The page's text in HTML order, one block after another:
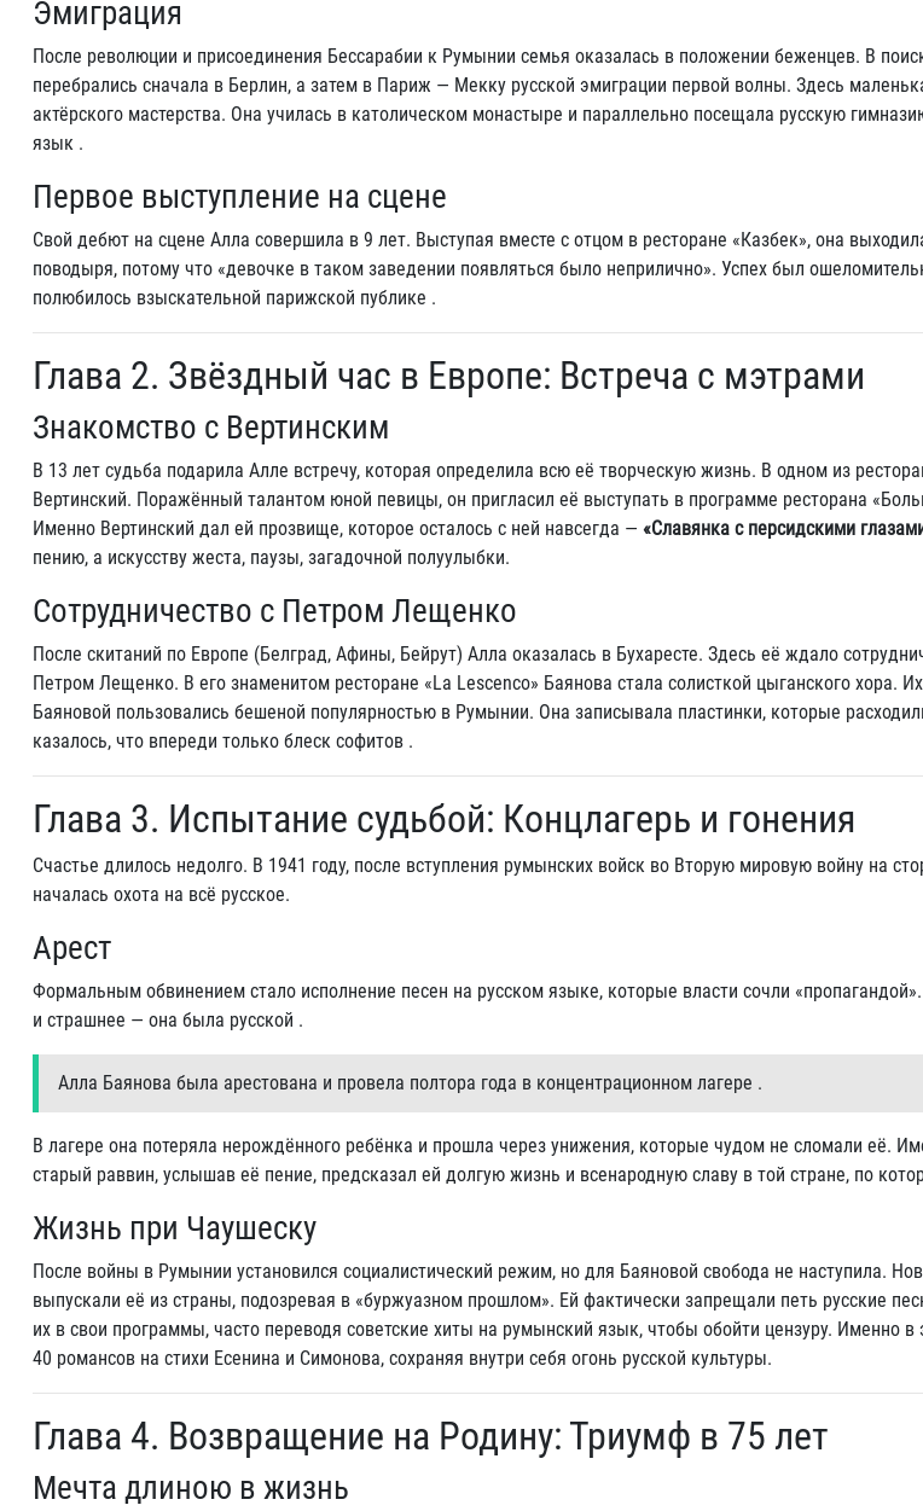
Эмиграция
После революции и присоединения Бессарабии к Румынии семья оказалась в положении беженцев. В
перебрались сначала в Берлин, а затем в Париж — Мекку русской эмиграции первой волны. Здесь
актёрского мастерства. Она училась в католическом монастыре и параллельно посещала русскую
язык .
Первое выступление на сцене
Свой дебют на сцене Алла совершила в 9 лет. Выступая вместе с отцом в ресторане «Казбек», она
поводыря, потому что «девочке в таком заведении появляться было неприлично». Успех был
полюбилось взыскательной парижской публике .
Глава 2. Звёздный час в Европе: Встреча с мэтрами
Знакомство с Вертинским
В 13 лет судьба подарила Алле встречу, которая определила всю её творческую жизнь. В одном из
Вертинский. Поражённый талантом юной певицы, он пригласил её выступать в программе ресторана
Именно Вертинский дал ей прозвище, которое осталось с ней навсегда — «Славянка с персидскими
пению, а искусству жеста, паузы, загадочной полуулыбки.
Сотрудничество с Петром Лещенко
После скитаний по Европе (Белград, Афины, Бейрут) Алла оказалась в Бухаресте. Здесь её ждало
Петром Лещенко. В его знаменитом ресторане «La Lescenco» Баянова стала солисткой цыганского хора.
Баяновой пользовались бешеной популярностью в Румынии. Она записывала пластинки, которые
казалось, что впереди только блеск софитов .
Глава 3. Испытание судьбой: Концлагерь и гонения
Счастье длилось недолго. В 1941 году, после вступления румынских войск во Вторую мировую войну на
началась охота на всё русское.
Арест
Формальным обвинением стало исполнение песен на русском языке, которые власти сочли
и страшнее — она была русской .
Алла Баянова была арестована и провела полтора года в концентрационном лагере .
В лагере она потеряла нерождённого ребёнка и прошла через унижения, которые чудом не сломали её.
старый раввин, услышав её пение, предсказал ей долгую жизнь и всенародную славу в той стране, по
Жизнь при Чаушеску
После войны в Румынии установился социалистический режим, но для Баяновой свобода не наступила.
выпускали её из страны, подозревая в «буржуазном прошлом». Ей фактически запрещали петь русские
их в свои программы, часто переводя советские хиты на румынский язык, чтобы обойти цензуру. Именно в
40 романсов на стихи Есенина и Симонова, сохраняя внутри себя огонь русской культуры.
Глава 4. Возвращение на Родину: Триумф в 75 лет
Мечта длиною в жизнь